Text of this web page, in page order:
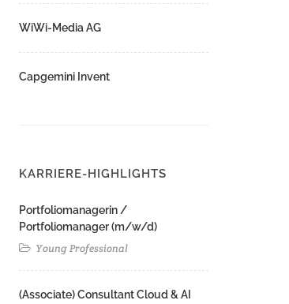
WiWi-Media AG
Capgemini Invent
KARRIERE-HIGHLIGHTS
Portfoliomanagerin /
Portfoliomanager (m/w/d)
Young Professional
(Associate) Consultant Cloud & AI